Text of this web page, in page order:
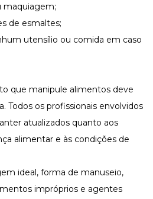
maquiagem;
de esmaltes;
utensílio ou comida em caso
que manipule alimentos deve
Todos os profissionais envolvidos
atualizados quanto aos
alimentar e às condições de
ideal, forma de manuseio,
impróprios e agentes